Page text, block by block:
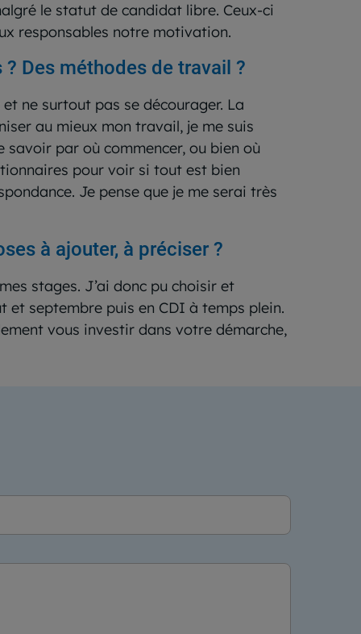
le statut de candidat libre. Ceux-ci
responsables notre motivation.
Des méthodes de travail ?
ne surtout pas se décourager. La
au mieux mon travail, je me suis
par où commencer, ou bien où
pour voir si tout est bien
Je pense que je me serai très
à ajouter, à préciser ?
stages. J’ai donc pu choisir et
et septembre puis en CDI à temps plein.
vous investir dans votre démarche,